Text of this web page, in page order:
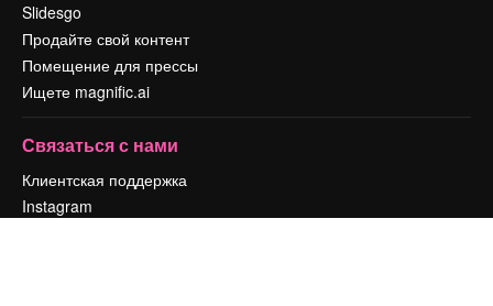
Slidesgo
Продайте свой контент
Помещение для прессы
Ищете magnific.ai
Связаться с нами
Клиентская поддержка
Instagram